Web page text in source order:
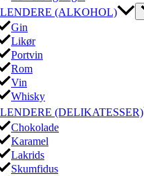
(ALKOHOL)
Gin
Likør
Portvin
Rom
Vin
Whisky
(DELIKATESSER)
Chokolade
Karamel
Lakrids
Skumfidus